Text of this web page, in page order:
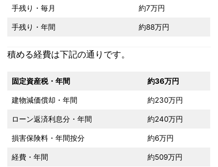
手残り・毎月 約7万円
手残り・年間 約88万円
積める経費は下記の通りです。
固定資産税・年間 約36万円
建物減価償却・年間 約230万円
ローン返済利息分・年間 約240万円
損害保険料・年間按分 約6万円
経費・年間 約509万円